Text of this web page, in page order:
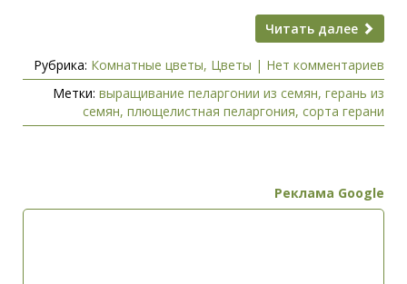
Читать далее
Рубрика: Комнатные цветы, Цветы | Нет комментариев
Метки: выращивание пеларгонии из семян, герань из
семян, плющелистная пеларгония, сорта герани
Реклама Google